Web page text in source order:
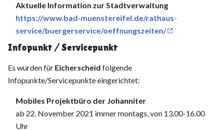
Aktuelle Information zur Stadtverwaltung
https://www.bad-muenstereifel.de/rathaus-
service/buergerservice/oeffnungszeiten/
Infopunkt / Servicepunkt
Es wurden für Eicherscheid folgende
Infopunkte/Servicepunkte eingerichtet:
Mobiles Projektbüro der Johanniter
ab 22. November 2021 immer montags, von 13.00-16.00
Uhr